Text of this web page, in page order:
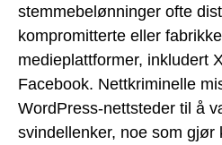
stemmebelønninger ofte
kompromitterte eller
medieplattformer, inkludert
Facebook. Nettkriminelle
WordPress-nettsteder til å
svindellenker, noe som gjør